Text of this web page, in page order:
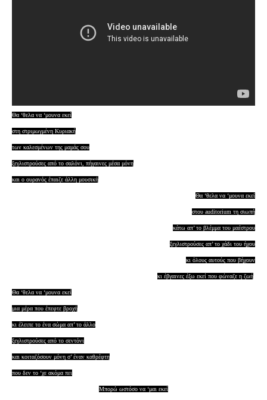
Θα ‘θελα να ‘μουνα εκεί
στη στριμωγμένη Κυριακή
των καλεσμένων της μαμάς σου
ξεγλιστρούσες από το σαλόνι, πήγαινες μέσα μόνη
και ο ουρανός έπαιζε άλλη μουσική
Θα ‘θελα να ‘μουνα εκεί
στου auditorium τη σιωπή
κάτω απ’ το βλέμμα του μαέστρου
ξεγλιστρούσες απ’ το χάδι του ήχου
κι όλους αυτούς που βήχουν
κι έβγαινες έξω εκεί που φώναζε η ζωή
Θα ‘θελα να ‘μουνα εκεί
μια μέρα που έπεφτε βροχή
κι έλειπε το ένα σώμα απ’ το άλλο
ξεγλιστρούσες από το σεντόνι
και κοιταζόσουν μόνη σ’ έναν καθρέφτη
που δεν το ‘χε ακόμα πει
Μπορώ ωστόσο να ‘μαι εκεί